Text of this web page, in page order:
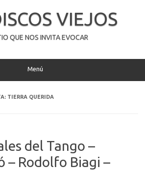
VIEJOS
QUE NOS INVITA EVOCAR
Menú
TIERRA QUERIDA
del Tango –
– Rodolfo Biagi –